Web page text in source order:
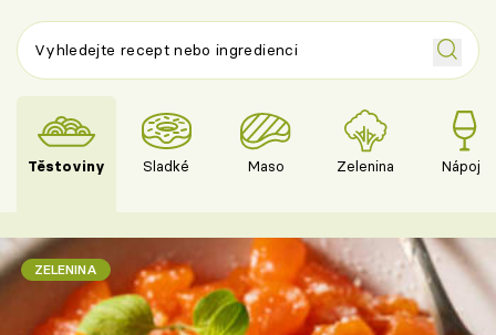
Těstoviny Sladké Maso Zelenina Nápoje
ZELENINA